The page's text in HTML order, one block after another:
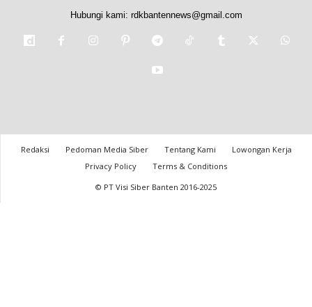
Hubungi kami: rdkbantennews@gmail.com
Redaksi Pedoman Media Siber Tentang Kami
Lowongan Kerja
Privacy Policy
Terms & Conditions
© PT Visi Siber Banten 2016-2025